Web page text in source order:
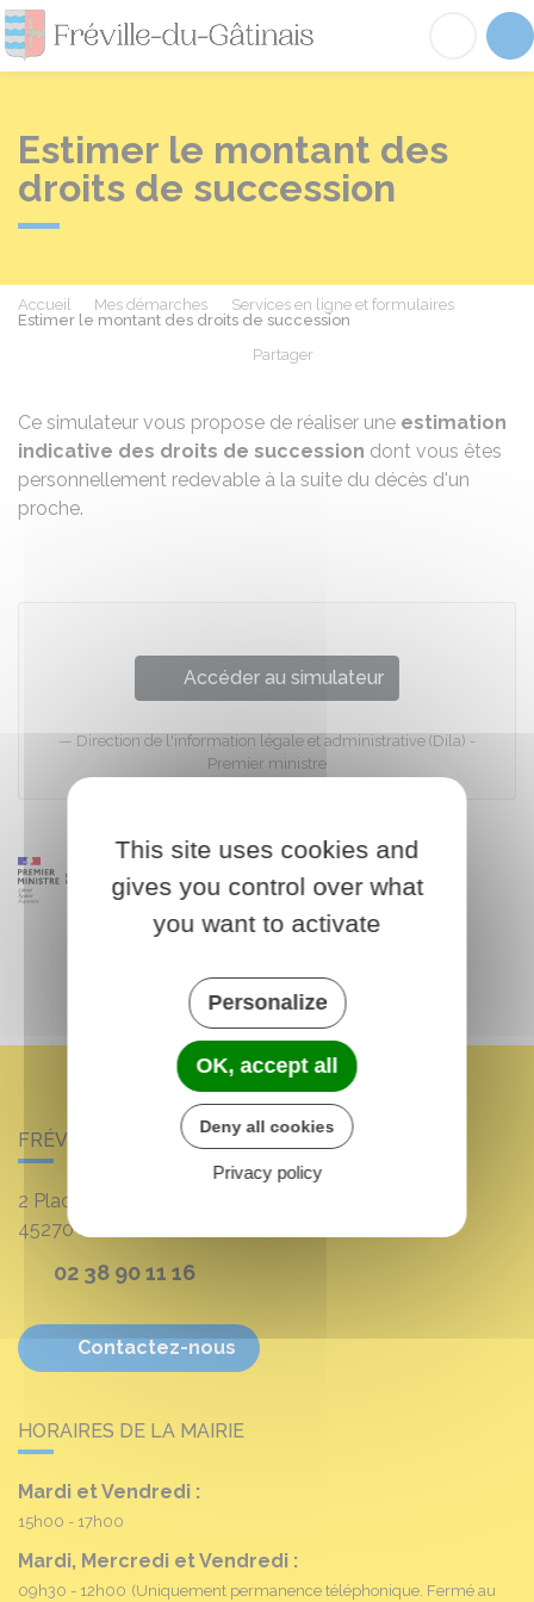
Fréville-du-
Estimer le montant des
droits de succession
Accueil Mes démarches
Services en ligne et formulaires
Estimer le montant des droits de succession
Partager
Ce simulateur vous propose de réaliser une estimation
indicative des droits de succession dont vous êtes
personnellement redevable à la suite du décès d'un
proche.
Accéder au simulateur
Direction de l'information légale et administrative (Dila) -
Premier ministre
FRÉVILLE-DU-GÂTINAIS
2 Place Louis Croum
45270Fréville-du-Gâtinais
02 38 90 11 16
Contactez-nous
HORAIRES DE LA MAIRIE
Mardi et Vendredi :
15h00 - 17h00
Mardi, Mercredi et Vendredi :
09h30 - 12h00 (Uniquement permanence téléphonique. Fermé au
This site uses cookies and
gives you control over what
you want to activate
Personalize
OK, accept all
Deny all cookies
Privacy policy